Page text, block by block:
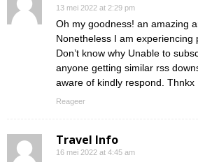
13 mei 2022 at 2:29 pm
Oh my goodness! an amazing
Nonetheless I am experiencing
Don’t know why Unable to
anyone getting similar rss
aware of kindly respond. Thnkx
Reageer
Travel Info
16 mei 2022 at 4:45 am